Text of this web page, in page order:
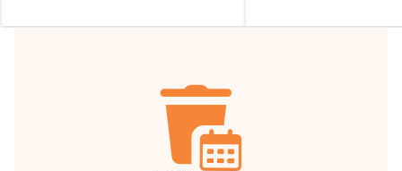
Hilfsbereitschaft!